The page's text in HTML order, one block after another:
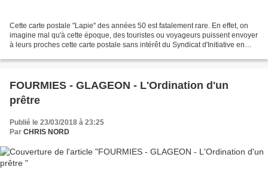
Cette carte postale "Lapie" des années 50 est fatalement rare. En effet, on
imagine mal qu'à cette époque, des touristes ou voyageurs puissent envoyer
à leurs proches cette carte postale sans intérêt du Syndicat d'Initiative en
FOURMIES - GLAGEON - L'Ordination d'un
prêtre
Publié le 23/03/2018 à 23:25
Par CHRIS NORD